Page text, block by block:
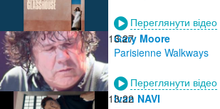
Переглянути відео
13:27
Gary Moore
Parisienne Walkways
Переглянути відео
13:22
Ivan NAVI